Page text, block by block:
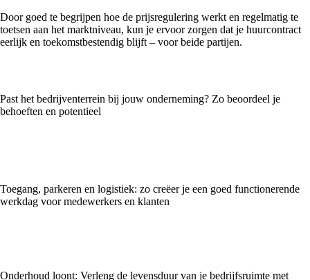
Door goed te begrijpen hoe de prijsregulering werkt en regelmatig te
toetsen aan het marktniveau, kun je ervoor zorgen dat je huurcontract
eerlijk en toekomstbestendig blijft – voor beide partijen.
Past het bedrijventerrein bij jouw onderneming? Zo beoordeel je
behoeften en potentieel
Toegang, parkeren en logistiek: zo creëer je een goed functionerende
werkdag voor medewerkers en klanten
Onderhoud loont: Verleng de levensduur van je bedrijfsruimte met